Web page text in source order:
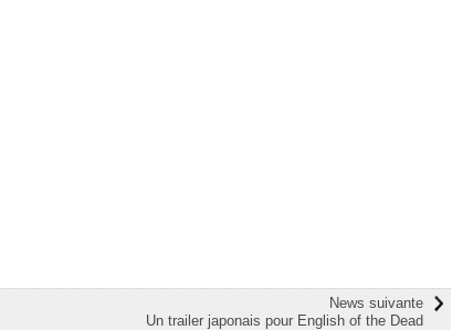
News suivante
Un trailer japonais pour English of the Dead